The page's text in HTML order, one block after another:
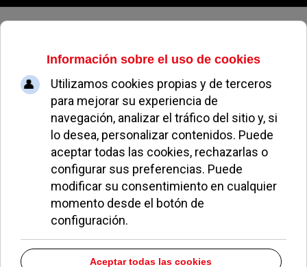
Viernes, 07 de agosto de 2026
Miguel de
Cervantes
Pozuelo homenajea a Esperanza Morón dando su
nombre al centro cultural de Padre Vallet
27 Abril 2026